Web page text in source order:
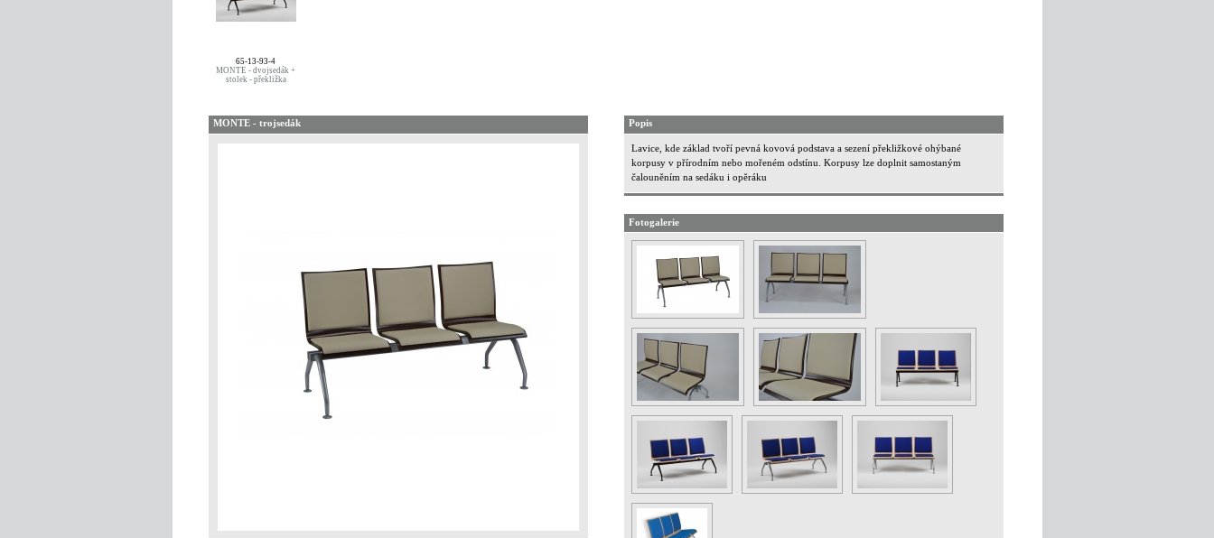
65-13-93-4
MONTE - dvojsedák +
stolek - překližka
MONTE - trojsedák Popis
Lavice, kde základ tvoří pevná kovová podstava a sezení překližkové ohýbané
korpusy v přírodním nebo mořeném odstínu. Korpusy lze doplnit samostaným
čalouněním na sedáku i opěráku
Fotogalerie